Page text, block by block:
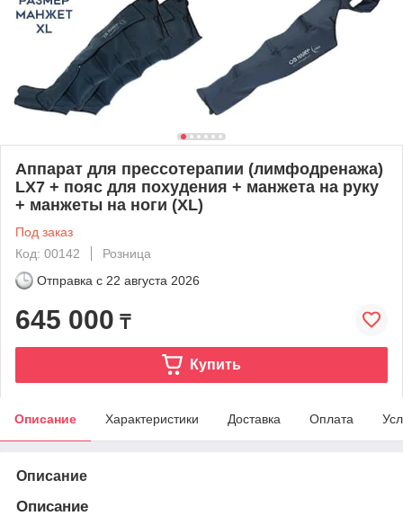
Аппарат для прессотерапии (лимфодренажа)
LХ7 + пояс для похудения + манжета на руку
+ манжеты на ноги (XL)
Под заказ
Код: 00142
Розница
Отправка с 22 августа 2026
645 000 ₸
Купить
Описание Характеристики Доставка Оплата
Описание
Описание